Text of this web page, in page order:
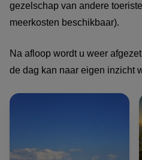
gezelschap van andere
meerkosten beschikbaar).
Na afloop wordt u weer
de dag kan naar eigen inzicht